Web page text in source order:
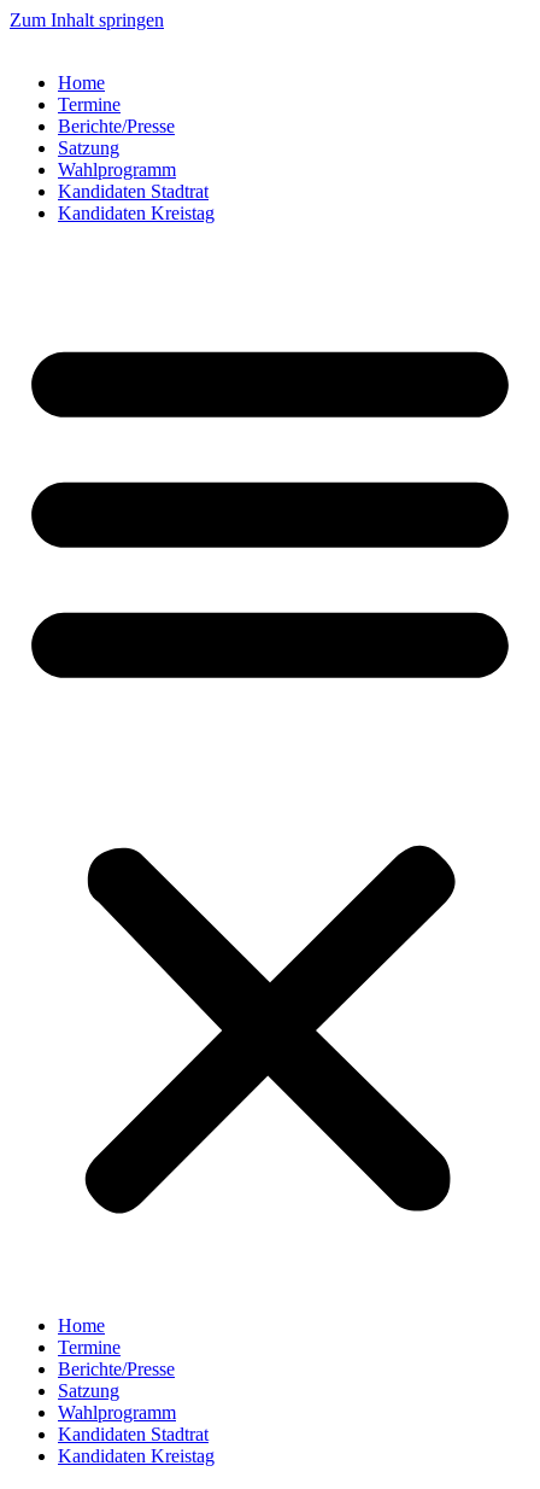
Zum Inhalt springen
Home
Termine
Berichte/Presse
Satzung
Wahlprogramm
Kandidaten Stadtrat
Kandidaten Kreistag
Home
Termine
Berichte/Presse
Satzung
Wahlprogramm
Kandidaten Stadtrat
Kandidaten Kreistag